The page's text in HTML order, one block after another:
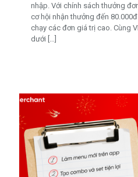
nhập. Với chính sách thưởng
cơ hội nhận thưởng đến
chạy các đơn giá trị cao. Cùng
dưới